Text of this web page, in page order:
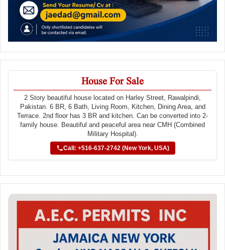
House For Sale
2 Story beautiful house located on Harley Street, Rawalpindi,
Pakistan. 6 BR, 6 Bath, Living Room, Kitchen, Dining Area, and
Terrace. 2nd floor has 3 BR and kitchen. Can be converted into 2-
family house. Beautiful and peaceful area near CMH (Combined
Military Hospital).
Call: +516-637-2742 (New York, USA)